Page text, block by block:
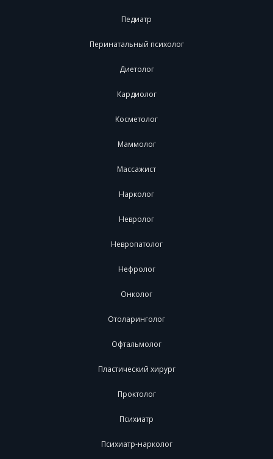
Педиатр
Перинатальный психолог
Диетолог
Кардиолог
Косметолог
Маммолог
Массажист
Нарколог
Невролог
Невропатолог
Нефролог
Онколог
Отоларинголог
Офтальмолог
Пластический хирург
Проктолог
Психиатр
Психиатр-нарколог